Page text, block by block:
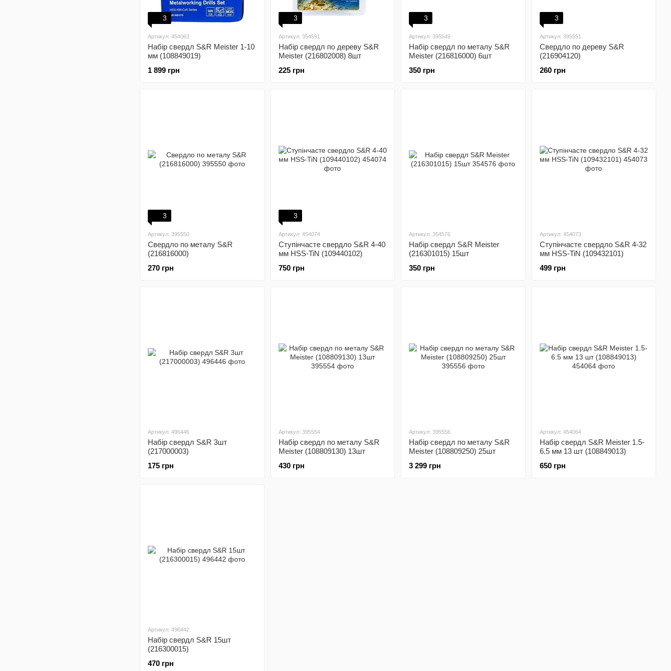
3
Артикул: 454063
Набір свердл S&R Meister 1-10
мм (108849019)
1 899 грн
3
Артикул: 354591
Набір свердл по дереву S&R
Meister (216802008) 8шт
225 грн
3
Артикул: 395549
Набір свердл по металу S&R
Meister (216816000) 6шт
350 грн
3
Артикул: 395551
Свердло по дереву S&R
(216904120)
260 грн
3
Артикул: 395550
Свердло по металу S&R
(216816000)
270 грн
3
Артикул: 454074
Ступінчасте свердло S&R 4-40
мм HSS-TiN (109440102)
750 грн
Артикул: 354576
Набір свердл S&R Meister
(216301015) 15шт
350 грн
Артикул: 454073
Ступінчасте свердло S&R 4-32
мм HSS-TiN (109432101)
499 грн
Артикул: 496446
Набір свердл S&R 3шт
(217000003)
175 грн
Артикул: 395554
Набір свердл по металу S&R
Meister (108809130) 13шт
430 грн
Артикул: 395556
Набір свердл по металу S&R
Meister (108809250) 25шт
3 299 грн
Артикул: 454064
Набір свердл S&R Meister 1.5-
6.5 мм 13 шт (108849013)
650 грн
Артикул: 496442
Набір свердл S&R 15шт
(216300015)
470 грн